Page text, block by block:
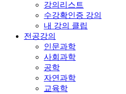
강의리스트
수강확인증 강의
내 강의 클립
전공강의
인문과학
사회과학
공학
자연과학
교육학